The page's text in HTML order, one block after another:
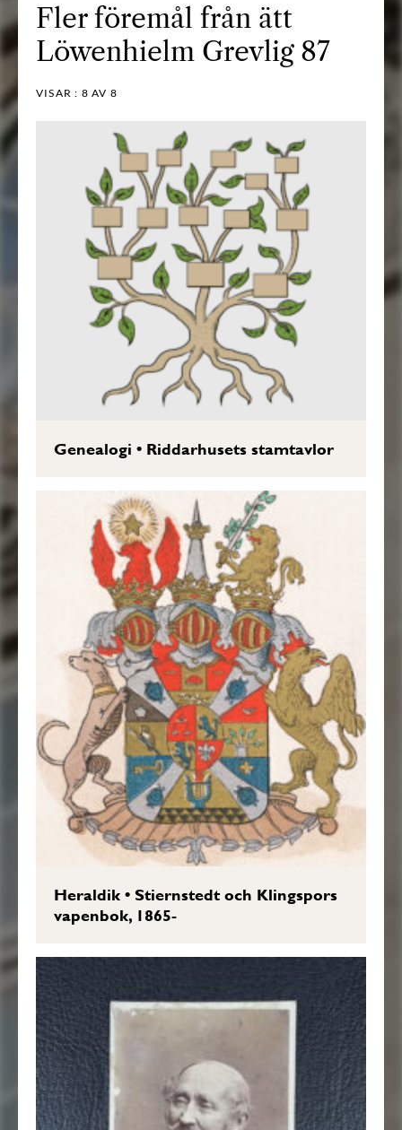
Fler föremål från ätt
Löwenhielm Grevlig 87
VISAR : 8 AV 8
Genealogi • Riddarhusets stamtavlor
Heraldik•Stiernstedt och Klingspors
vapenbok, 1865-